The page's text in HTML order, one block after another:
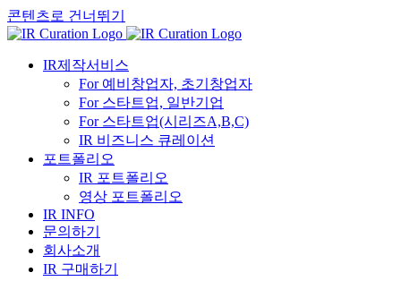
콘텐츠로 건너뛰기
IR제작서비스
For 예비창업자, 초기창업자
For 스타트업, 일반기업
For 스타트업(시리즈A,B,C)
IR 비즈니스 큐레이션
포트폴리오
IR 포트폴리오
영상 포트폴리오
IR INFO
문의하기
회사소개
IR 구매하기